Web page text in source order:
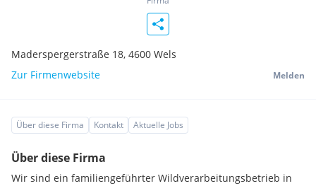
Maderspergerstraße 18, 4600 Wels
Zur Firmenwebsite
Melden
Über diese Firma Kontakt Aktuelle Jobs
Über diese Firma
Wir sind ein familiengeführter Wildverarbeitungsbetrieb in